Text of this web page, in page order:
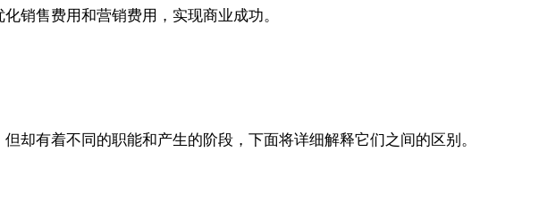
销售费用和营销费用，实现商业成功。
却有着不同的职能和产生的阶段，下面将详细解释它们之间的区别。